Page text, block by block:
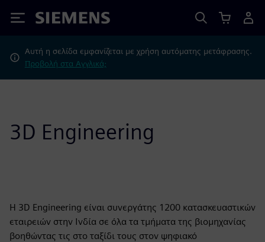
Siemens
Αυτή η σελίδα εμφανίζεται με χρήση αυτόματης μετάφρασης.
Προβολή στα Αγγλικά;
3D Engineering
Η 3D Engineering είναι συνεργάτης 1200 κατασκευαστικών
εταιρειών στην Ινδία σε όλα τα τμήματα της βιομηχανίας
βοηθώντας τις στο ταξίδι τους στον ψηφιακό